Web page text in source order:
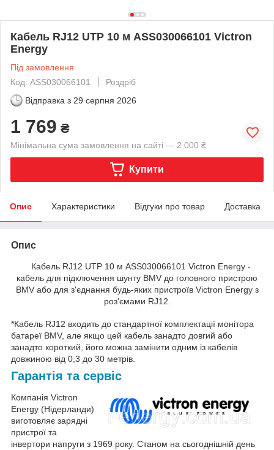
Кабель RJ12 UTP 10 м ASS030066101 Victron
Energy
Під замовлення
Код: ASS030066101
Роздріб
Відправка з 29 серпня 2026
1 769 ₴
Мінімальна сума замовлення на сайті — 2 000 ₴
Купити
Опис Характеристики Відгуки про товар Доставка
Опис
Кабель RJ12 UTP 10 м ASS030066101 Victron Energy -
кабель для підключення шунту BMV до головного пристрою
BMV або для з'єднання будь-яких пристроїв Victron Energy з
роз'ємами RJ12.
*Кабель RJ12 входить до стандартної комплектації монітора
батареї BMV, але якщо цей кабель занадто довгий або
занадто короткий, його можна замінити одним із кабелів
довжиною від 0,3 до 30 метрів.
Гарантія та сервіс
Компанія Victron
Energy (Нідерланди)
виготовляє зарядні
пристрої та
інвертори напруги з 1969 року. Станом на сьогоднішній день